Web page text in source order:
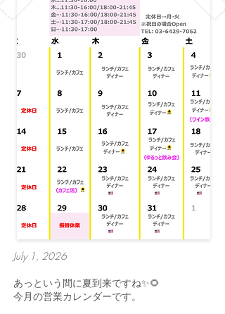
July 1, 2026
あっという間に夏到来ですね✨🌻
今月の営業カレンダーです。